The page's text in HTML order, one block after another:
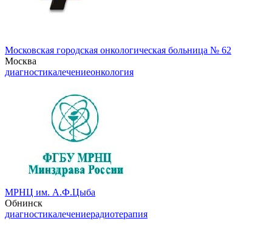
Московская городская онкологическая больница № 62
Москва
диагностикалечениеонкология
МРНЦ им. А.Ф.Цыба
Обнинск
диагностикалечениерадиотерапия